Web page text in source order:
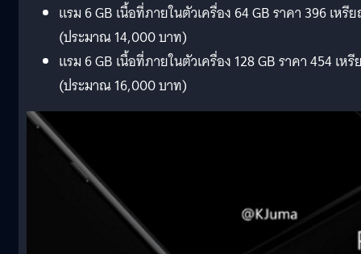
แรม 6 GB เนื้อที่ภายในตัวเครื่อง 64 GB ราคา 396 เหรี
(ประมาณ 14,000 บาท)
แรม 6 GB เนื้อที่ภายในตัวเครื่อง 128 GB ราคา 454 เห
(ประมาณ 16,000 บาท)